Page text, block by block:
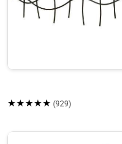
★★★★★ (929)